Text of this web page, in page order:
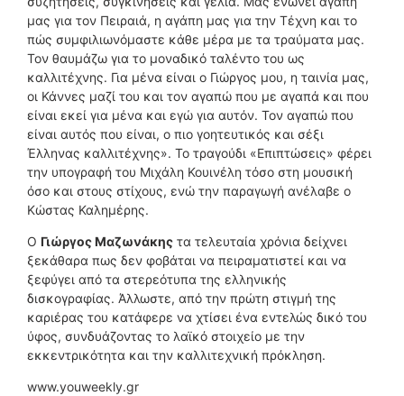
μας για τον Πειραιά, η αγάπη μας για την Τέχνη και το
πώς συμφιλιωνόμαστε κάθε μέρα με τα τραύματα μας.
Τον θαυμάζω για το μοναδικό ταλέντο του ως
καλλιτέχνης. Για μένα είναι ο Γιώργος μου, η ταινία μας,
οι Κάννες μαζί του και τον αγαπώ που με αγαπά και που
είναι εκεί για μένα και εγώ για αυτόν. Τον αγαπώ που
είναι αυτός που είναι, ο πιο γοητευτικός και σέξι
Έλληνας καλλιτέχνης». Το τραγούδι «Επιπτώσεις» φέρει
την υπογραφή του Μιχάλη Κουινέλη τόσο στη μουσική
όσο και στους στίχους, ενώ την παραγωγή ανέλαβε ο
Κώστας Καλημέρης.
Ο Γιώργος Μαζωνάκης τα τελευταία χρόνια δείχνει
ξεκάθαρα πως δεν φοβάται να πειραματιστεί και να
ξεφύγει από τα στερεότυπα της ελληνικής
δισκογραφίας. Άλλωστε, από την πρώτη στιγμή της
καριέρας του κατάφερε να χτίσει ένα εντελώς δικό του
ύφος, συνδυάζοντας το λαϊκό στοιχείο με την
εκκεντρικότητα και την καλλιτεχνική πρόκληση.
www.youweekly.gr